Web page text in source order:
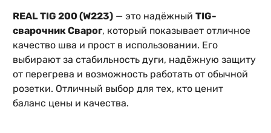
REAL TIG 200 (W223) — это надёжный TIG-
сварочник Сварог, который показывает отличное
качество шва и прост в использовании. Его
выбирают за стабильность дуги, надёжную защиту
от перегрева и возможность работать от обычной
розетки. Отличный выбор для тех, кто ценит
баланс цены и качества.